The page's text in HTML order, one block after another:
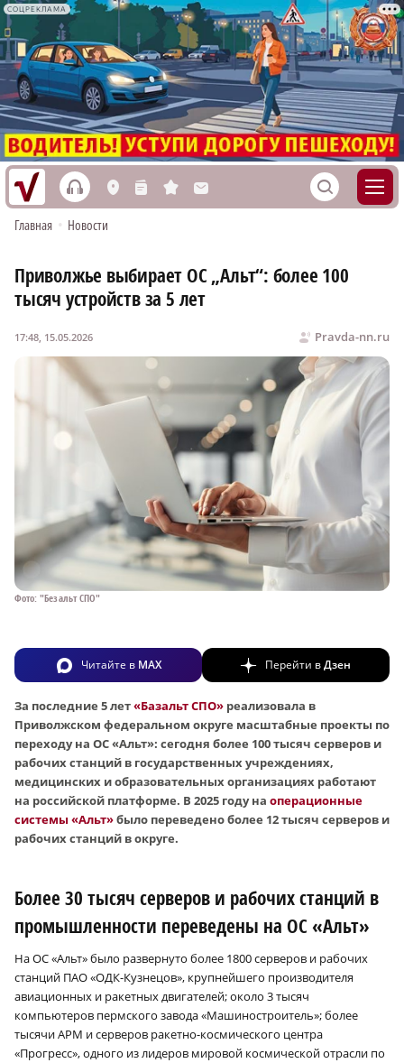
СОЦРЕКЛАМА
h L n s M S
Главная • Новости
Приволжье выбирает ОС „Альт“: более 100
тысяч устройств за 5 лет
Pravda-nn.ru
17:48, 15.05.2026
Фото: "Безальт СПО"
Читайте в MAX Перейти вДзен
За последние 5 лет«Базальт СПО» реализовала в
Приволжском федеральном округе масштабные проекты по
переходу на ОС «Альт»: сегодня более 100 тысяч серверов и
рабочих станций в государственных учреждениях,
медицинских и образовательных организациях работают
на российской платформе. В 2025 году на операционные
системы «Альт»было переведено более 12 тысяч серверов и
рабочих станций в округе.
Более 30 тысяч серверов и рабочих станций в
промышленности переведены на ОС «Альт»
На ОС «Альт» было развернуто более 1800 серверов и рабочих
станций ПАО «ОДК-Кузнецов», крупнейшего производителя
авиационных и ракетных двигателей; около 3 тысяч
компьютеров пермского завода «Машиностроитель»; более
тысячи АРМ и серверов ракетно-космического центра
«Прогресс», одного из лидеров мировой космической отрасли по